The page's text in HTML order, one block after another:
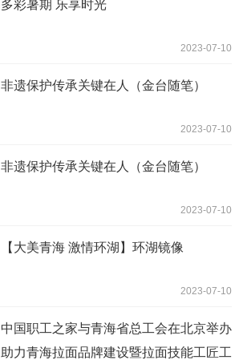
多彩暑期 乐享时光
2023-07-10
非遗保护传承关键在人（金台随笔）
2023-07-10
非遗保护传承关键在人（金台随笔）
2023-07-10
【大美青海 激情环湖】环湖镜像
2023-07-10
中国职工之家与青海省总工会在北京举办
助力青海拉面品牌建设暨拉面技能工匠工